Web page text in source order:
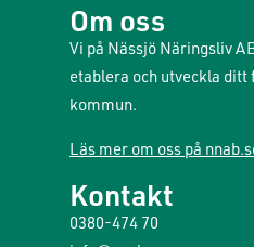
Om oss
Vi på Nässjö Näringsliv
etablera och utveckla ditt
kommun.
Läs mer om oss på
Kontakt
0380-474 70